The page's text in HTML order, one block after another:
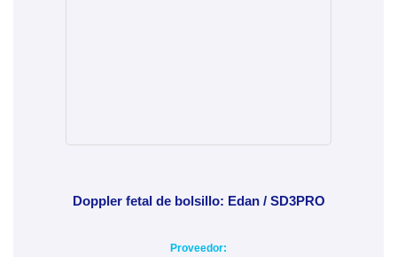
Doppler fetal de bolsillo: Edan / SD3PRO
Proveedor: